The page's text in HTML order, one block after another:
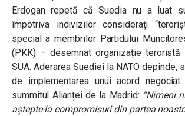
Erdogan repetă că Suedia nu a luat
împotriva indivizilor considerați
special a membrilor Partidului
(PKK) – desemnat organizație teroristă
SUA. Aderarea Suediei la NATO depinde,
de implementarea unui acord
summitul Alianței de la Madrid: “Nimeni
aștepte la compromisuri din partea